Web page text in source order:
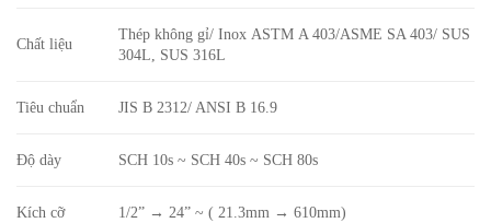
Chất liệu
Thép không gỉ/ Inox ASTM A 403/ASME SA 403/ SUS
304L, SUS 316L
Tiêu chuẩn JIS B 2312/ ANSI B 16.9
Độ dày SCH 10s ~ SCH 40s ~ SCH 80s
Kích cỡ 1/2” → 24” ~ ( 21.3mm → 610mm)